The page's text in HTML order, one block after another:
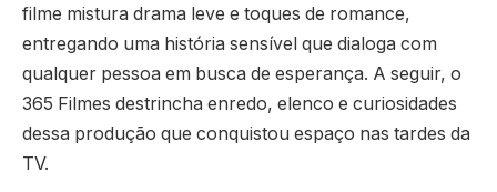
filme mistura drama leve e toques de romance,
entregando uma história sensível que dialoga com
qualquer pessoa em busca de esperança. A seguir, o
365 Filmes destrincha enredo, elenco e curiosidades
dessa produção que conquistou espaço nas tardes da
TV.